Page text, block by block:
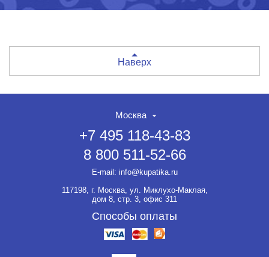
Наверх
Москва
+7 495 118-43-83
8 800 511-52-66
E-mail: info@kupatika.ru
117198, г. Москва, ул. Миклухо-Маклая,
дом 8, стр. 3, офис 311
Способы оплаты